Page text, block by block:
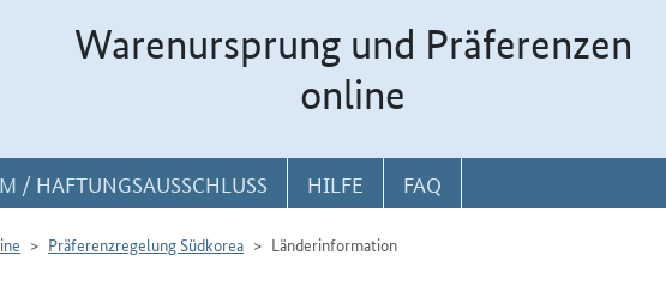
Warenursprung und Präferenzen
online
/ HAFTUNGSAUSSCHLUSS HILFE FAQ
Präferenzregelung Südkorea Länderinformation